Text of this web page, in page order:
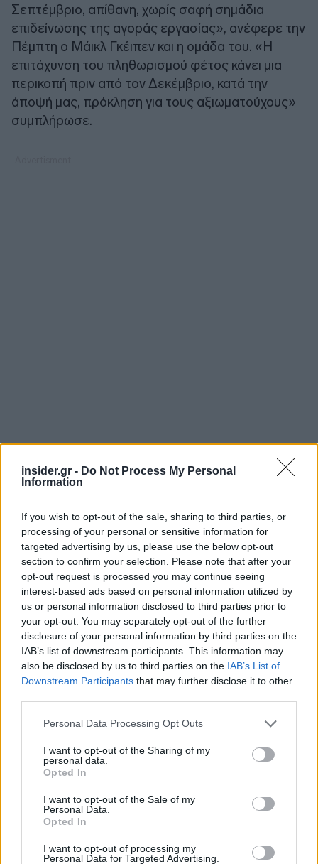
insider.gr - Do Not Process My Personal
Information
If you wish to opt-out of the sale, sharing to third parties, or
processing of your personal or sensitive information for
targeted advertising by us, please use the below opt-out
section to confirm your selection. Please note that after your
opt-out request is processed you may continue seeing
interest-based ads based on personal information utilized by
us or personal information disclosed to third parties prior to
your opt-out. You may separately opt-out of the further
disclosure of your personal information by third parties on the
IAB’s list of downstream participants. This information may
also be disclosed by us to third parties on the IAB’s List of
Downstream Participants that may further disclose it to other
Please note that this website/app uses one or more Google
not limited to your visit or usage behaviour. You may click to
grant or deny consent to Google and its third-party tags to
use your data for below specified purposes in below Google
consent section.
Personal Data Processing Opt Outs
I want to opt-out of the Sharing of my
personal data.
Opted In
I want to opt-out of the Sale of my
Personal Data.
Opted In
I want to opt-out of processing my
Personal Data for Targeted Advertising.
Σεπτέμβριο, απίθανη, χωρίς σαφή σημάδια
επιδείνωσης της αγοράς εργασίας», ανέφερε την
Πέμπτη ο Μάικλ Γκέιπεν και η ομάδα του. «Η
επιτάχυνση του πληθωρισμού φέτος κάνει μια
περικοπή πριν από τον Δεκέμβριο, κατά την
άποψή μας, πρόκληση για τους αξιωματούχους»
συμπλήρωσε.
Ακολουθήστε τοinsider.gr στο Google Newsκαι μάθετε
πρώτοι όλες τιςειδήσειςαπό την Ελλάδα και τον κόσμο.